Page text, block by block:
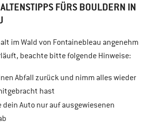
FÜRS BOULDERN IN
im Wald von Fontainebleau angenehm
beachte bitte folgende Hinweise:
Abfall zurück und nimm alles wieder
hast
dein Auto nur auf ausgewiesenen